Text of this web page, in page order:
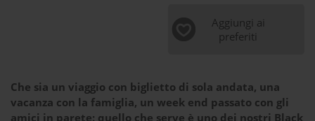
Aggiungi ai
preferiti
Che sia un viaggio con biglietto di sola andata, una
vacanza con la famiglia, un week end passato con gli
amici in parete: quello che serve è uno dei nostri Black